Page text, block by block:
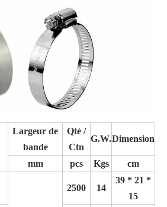
Largeur de
bande
Qté /
Ctn
G.W.Dimension
mm pcs Kgs cm
2500 14
39 * 21 *
15